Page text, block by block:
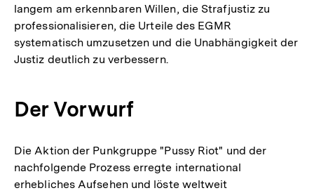
langem am erkennbaren Willen, die Strafjustiz zu
professionalisieren, die Urteile des EGMR
systematisch umzusetzen und die Unabhängigkeit der
Justiz deutlich zu verbessern.
Der Vorwurf
Die Aktion der Punkgruppe "Pussy Riot" und der
nachfolgende Prozess erregte international
erhebliches Aufsehen und löste weltweit